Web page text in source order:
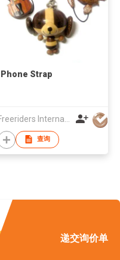
Phone Strap
查询
递交询价单